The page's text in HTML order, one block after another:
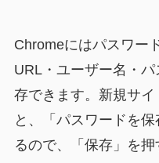
Chromeにはパスワー
URL・ユーザー名・
存できます。新規サ
と、「パスワードを
るので、「保存」を押